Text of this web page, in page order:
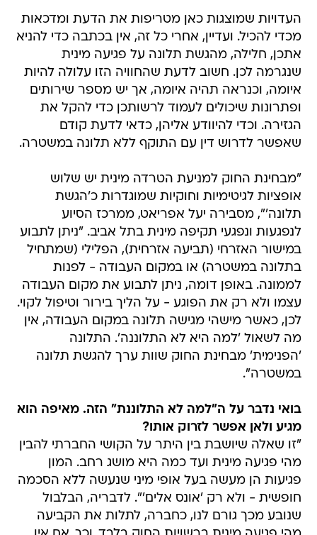
העדויות שמוצגות כאן מטריפות את הדעת ומדכאות
מכדי להכיל. ועדיין, אחרי כל זה, אין בכתבה כדי להניא
אתכן, חלילה, מהגשת תלונה על פגיעה מינית
שנגרמה לכן. חשוב לדעת שהחוויה הזו עלולה להיות
איומה, וכנראה תהיה איומה, אך יש מספר שירותים
ופתרונות שיכולים לעמוד לרשותכן כדי להקל את
הגזירה. וכדי להיוודע אליהן, כדאי לדעת קודם
שאפשר לדרוש דין עם התוקף ללא תלונה במשטרה.
"מבחינת החוק למניעת הטרדה מינית יש שלוש
אופציות לגיטימיות וחוקיות שמוגדרות כ'הגשת
תלונה'", מסבירה יעל אפריאט, ממרכז הסיוע
לנפגעות ונפגעי תקיפה מינית בתל אביב. "ניתן לתבוע
במישור האזרחי (תביעה אזרחית), הפלילי (שמתחיל
בתלונה במשטרה) או במקום העבודה - לפנות
לממונה. באופן דומה, ניתן לתבוע את מקום העבודה
עצמו ולא רק את הפוגע - על הליך בירור וטיפול לקוי.
לכן, כאשר מישהי מגישה תלונה במקום העבודה, אין
מה לשאול 'למה היא לא התלוננה'. התלונה
'הפנימית' מבחינת החוק שוות ערך להגשת תלונה
במשטרה".
בואי נדבר על ה"למה לא התלוננת" הזה. מאיפה הוא
מגיע ולאן אפשר לזרוק אותו?
"זו שאלה שיושבת בין היתר על הקושי החברתי להבין
מהי פגיעה מינית ועד כמה היא מושג רחב. המון
פגיעות הן מעשה בעל אופי מיני שנעשה ללא הסכמה
חופשית - ולא רק 'אונס אלים'". לדבריה, הבלבול
שנובע מכך גורם לנו, כחברה, לתלות את הקביעה